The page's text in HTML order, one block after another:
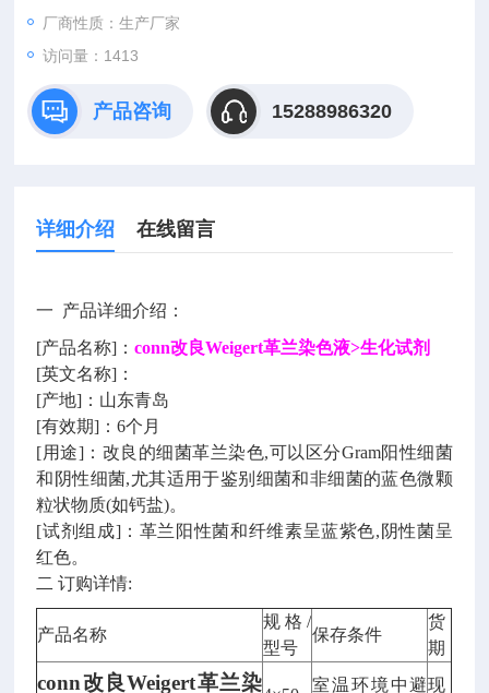
厂商性质：生产厂家
访问量：1413
产品咨询 15288986320
详细介绍 在线留言
一 产品详细介绍：
[产品名称]：conn改良Weigert革兰染色液>生化试剂
[英文名称]：
[产地]：山东青岛
[有效期]：6个月
[用途]：改良的细菌革兰染色,可以区分Gram阳性细菌
和阴性细菌,尤其适用于鉴别细菌和非细菌的蓝色微颗
粒状物质(如钙盐)。
[试剂组成]：革兰阳性菌和纤维素呈蓝紫色,阴性菌呈
红色。
二 订购详情:
产品名称
规格/
型号
保存条件
货
期
conn改良Weigert革兰染
室温环境中避现